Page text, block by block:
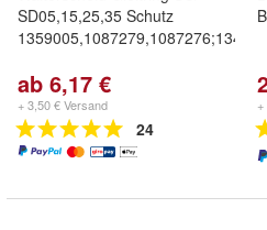
SD05,15,25,35 Schutz
1359005,1087279,1087276;1342315
ab 6,17 €
+ 3,50 € Versand
24